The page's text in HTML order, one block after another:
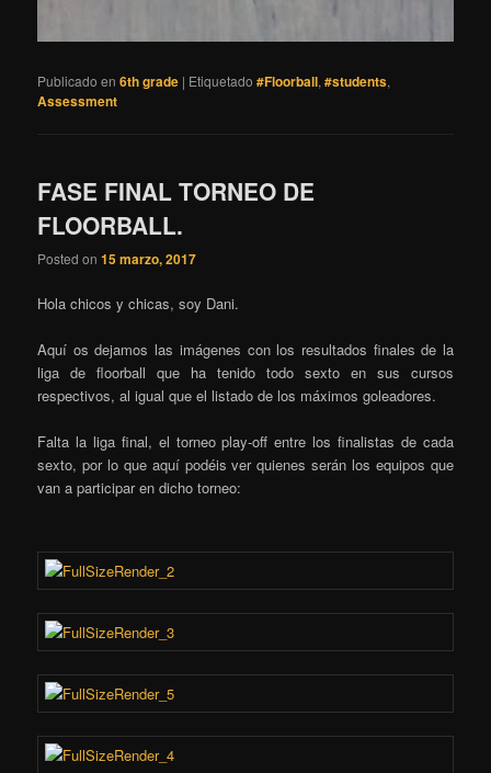
Publicado en 6th grade | Etiquetado #Floorball,#students,
Assessment
FASE FINAL TORNEO DE
FLOORBALL.
Posted on15 marzo, 2017
Hola chicos y chicas, soy Dani.
Aquí os dejamos las imágenes con los resultados finales de la
liga de floorball que ha tenido todo sexto en sus cursos
respectivos, al igual que el listado de los máximos goleadores.
Falta la liga final, el torneo play-off entre los finalistas de cada
sexto, por lo que aquí podéis ver quienes serán los equipos que
van a participar en dicho torneo: